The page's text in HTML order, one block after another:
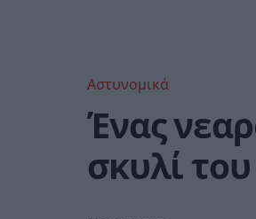
Αστυνομικά
Ένας
σκυλί